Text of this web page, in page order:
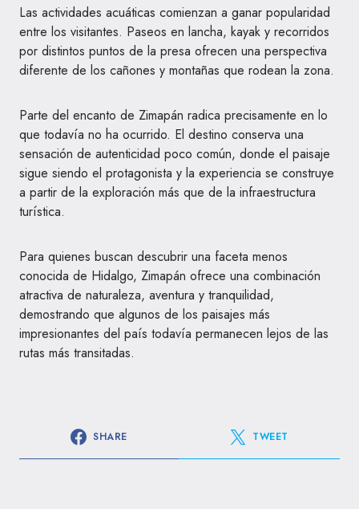
Las actividades acuáticas comienzan a ganar popularidad
entre los visitantes. Paseos en lancha, kayak y recorridos
por distintos puntos de la presa ofrecen una perspectiva
diferente de los cañones y montañas que rodean la zona.
Parte del encanto de Zimapán radica precisamente en lo
que todavía no ha ocurrido. El destino conserva una
sensación de autenticidad poco común, donde el paisaje
sigue siendo el protagonista y la experiencia se construye
a partir de la exploración más que de la infraestructura
turística.
Para quienes buscan descubrir una faceta menos
conocida de Hidalgo, Zimapán ofrece una combinación
atractiva de naturaleza, aventura y tranquilidad,
demostrando que algunos de los paisajes más
impresionantes del país todavía permanecen lejos de las
rutas más transitadas.
SHARE TWEET